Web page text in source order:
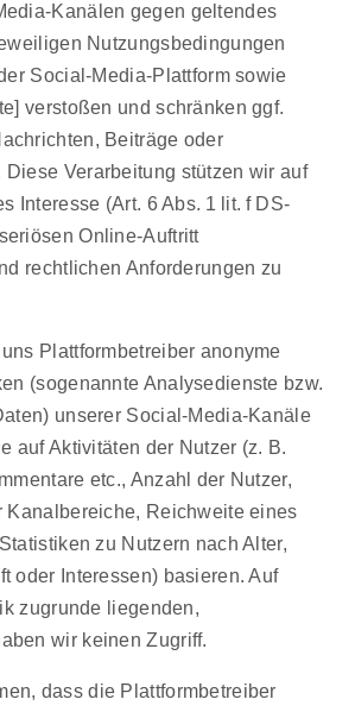
Kanälen gegen geltendes
Nutzungsbedingungen
Social-Media-Plattform sowie
verstoßen und schränken ggf.
Beiträge oder
Diese Verarbeitung stützen wir auf
Interesse (Art. 6 Abs. 1 lit. f DS-
Online-Auftritt
rechtlichen Anforderungen zu
Plattformbetreiber anonyme
(sogenannte Analysedienste bzw.
unserer Social-Media-Kanäle
auf Aktivitäten der Nutzer (z. B.
etc., Anzahl der Nutzer,
Kanalbereiche, Reichweite eines
zu Nutzern nach Alter,
oder Interessen) basieren. Auf
zugrunde liegenden,
wir keinen Zugriff.
dass die Plattformbetreiber